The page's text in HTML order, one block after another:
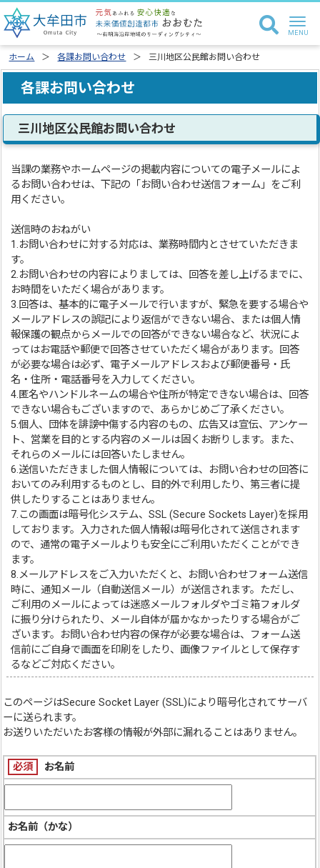
ホーム 各課お問い合わせ 三川地区公民館お問い合わせ
各課お問い合わせ
三川地区公民館お問い合わせ
当課の業務やホームページの掲載内容についての電子メールによ
るお問い合わせは、下記の「お問い合わせ送信フォーム」をご利
用ください。
送信時のおねがい
1.お問い合わせに対する対応は、業務時間内とさせていただきま
す。
2.お問い合わせの内容によりましては、回答を差し上げるまでに、
お時間をいただく場合があります。
3.回答は、基本的に電子メールで行いますが、緊急を要する場合や
メールアドレスの誤記により返信ができない場合、または個人情
報保護の観点からメールでの回答ができない場合など、状況によ
ってはお電話や郵便で回答させていただく場合があります。回答
が必要な場合は必ず、電子メールアドレスおよび郵便番号・氏
名・住所・電話番号を入力してください。
4.匿名やハンドルネームの場合や住所が特定できない場合は、回答
できない場合もございますので、あらかじめご了承ください。
5.個人、団体を誹謗中傷する内容のもの、広告又は宣伝、アンケー
ト、営業を目的とする内容のメールは固くお断りします。また、
それらのメールには回答いたしません。
6.送信いただきました個人情報については、お問い合わせの回答に
おいてのみ利用するものとし、目的外で利用したり、第三者に提
供したりすることはありません。
7.この画面は暗号化システム、SSL (Secure Sockets Layer)を採用
しております。入力された個人情報は暗号化されて送信されます
ので、通常の電子メールよりも安全にご利用いただくことができ
ます。
8.メールアドレスをご入力いただくと、お問い合わせフォーム送信
時に、通知メール（自動送信メール）が送信されます。ただし、
ご利用のメールによっては迷惑メールフォルダやゴミ箱フォルダ
に振り分けられたり、メール自体が届かなかったりする場合がご
ざいます。お問い合わせ内容の保存が必要な場合は、フォーム送
信前にご自身で画面を印刷をしたり、画像ファイルとして保存す
るなどご対応ください。
このページはSecure Socket Layer (SSL)により暗号化されてサーバ
ーに送られます。
お送りいただいたお客様の情報が外部に漏れることはありません。
必須 お名前
お名前（かな）